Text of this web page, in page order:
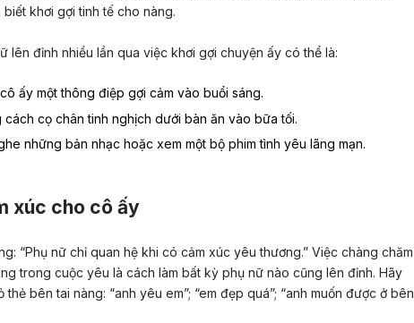
khơi gợi tinh tế cho nàng.
lên đỉnh nhiều lần qua việc khơi gợi chuyện ấy có thể là:
ấy một thông điệp gợi cảm vào buổi sáng.
cọ chân tinh nghịch dưới bàn ăn vào bữa tối.
những bản nhạc hoặc xem một bộ phim tình yêu lãng mạn.
xúc cho cô ấy
“Phụ nữ chỉ quan hệ khi có cảm xúc yêu thương.” Việc chàng chăm
trong cuộc yêu là cách làm bất kỳ phụ nữ nào cũng lên đỉnh. Hãy
thẻ bên tai nàng: “anh yêu em”; “em đẹp quá”; “anh muốn được ở bên